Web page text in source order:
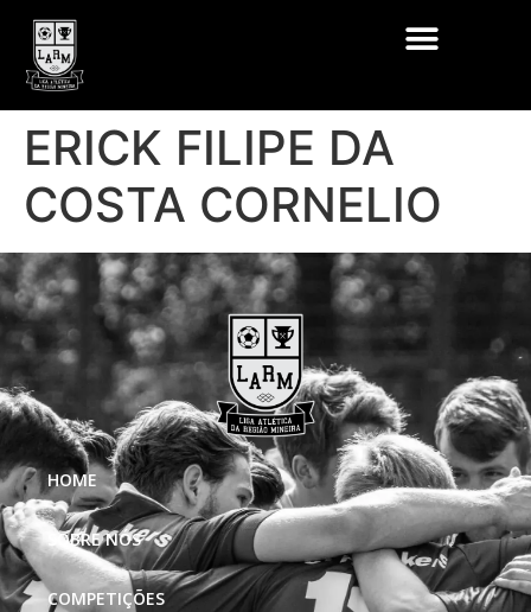
ERICK FILIPE DA
COSTA CORNELIO
HOME
SOBRE NÓS
COMPETIÇÕES